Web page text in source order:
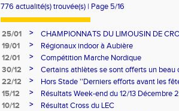
776 actualité(s) trouvée(s) | Page 5/16
25/01 >
CHAMPIONNATS DU LIMOUSIN DE
19/01
>
Régionaux indoor à Aubière
12/01
>
Compétition Marche Nordique
30/12
>
Certains athlètes se sont offerts un beau
22/12
>
Hors Stade ''Derniers efforts avant les
15/12
>
Résultats Week-end du 12/13 Décembre
10/12
>
Résultat Cross du LEC